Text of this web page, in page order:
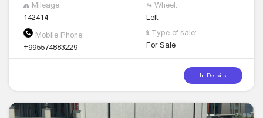
Mileage:
142414
Wheel:
Left
Mobile Phone:
+995574883229
Type of sale:
For Sale
In Details